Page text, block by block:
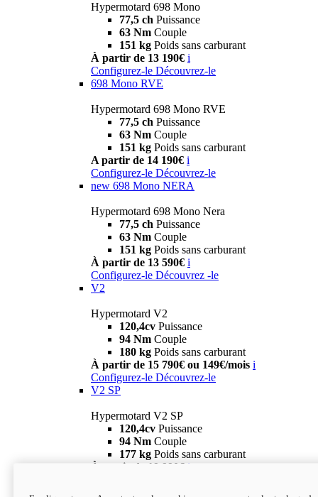
Hypermotard 698 Mono
77,5 ch Puissance
63 Nm Couple
151 kg Poids sans carburant
À partir de 13 190€ i
Configurez-le Découvrez-le
698 Mono RVE
Hypermotard 698 Mono RVE
77,5 ch Puissance
63 Nm Couple
151 kg Poids sans carburant
A partir de 14 190€ i
Configurez-le Découvrez-le
new 698 Mono NERA
Hypermotard 698 Mono Nera
77,5 ch Puissance
63 Nm Couple
151 kg Poids sans carburant
À partir de 13 590€ i
Configurez-le Découvrez -le
V2
Hypermotard V2
120,4cv Puissance
94 Nm Couple
180 kg Poids sans carburant
À partir de 15 790€ ou 149€/mois i
Configurez-le Découvrez-le
V2 SP
Hypermotard V2 SP
120,4cv Puissance
94 Nm Couple
177 kg Poids sans carburant
À partir de 19 990€ i
new
V2 SP 100